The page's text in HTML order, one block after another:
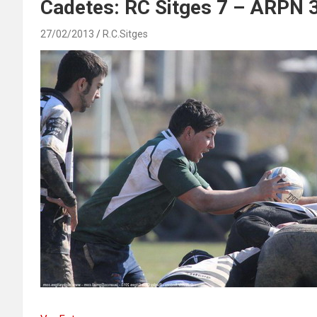
Cadetes: RC Sitges 7 – ARPN
27/02/2013 R.C.Sitges